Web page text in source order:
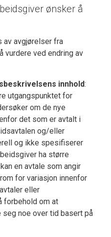
ønsker å
av avgjørelser fra
vurdere ved endring av
innhold:
utgangspunktet for
om de nye
det som er avtalt i
og/eller
og ikke spesifiserer
ha større
en avtale som angir
for variasjon innenfor
eller
forbehold om at
seg noe over tid basert på